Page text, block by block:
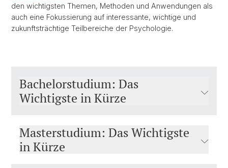
den wichtigsten Themen, Methoden und Anwendungen als
auch eine Fokussierung auf interessante, wichtige und
zukunftsträchtige Teilbereiche der Psychologie.
Bachelorstudium: Das
Wichtigste in Kürze
Masterstudium: Das Wichtigste
in Kürze